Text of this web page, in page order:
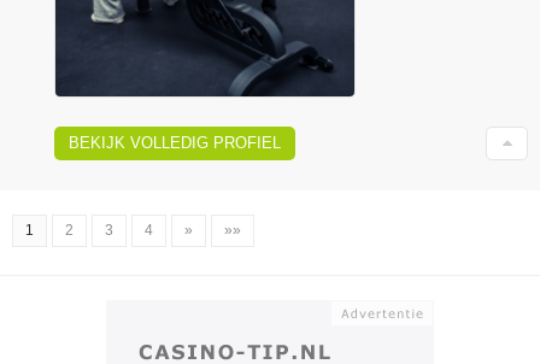
BEKIJK VOLLEDIG PROFIEL
1 2 3 4 » »»